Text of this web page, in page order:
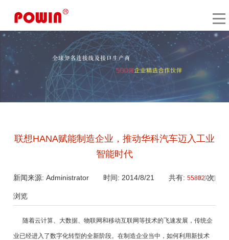
联想HANA赋能制造企业，推动华科汽车迈入工业
智能时代
新闻来源: Administrator 时间: 2014/8/21 共有:55802次
浏览
X 关闭
随着云计算、大数据、物联网和移动互联网等技术的飞速发展，传统企
业已经进入了数字化转型的全新阶段。在制造企业当中，如何利用新技术